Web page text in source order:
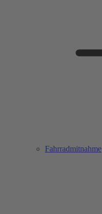
Fahrradmitnahme